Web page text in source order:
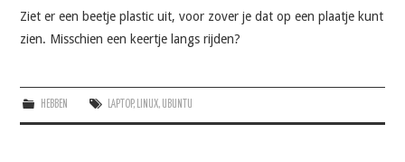
Ziet er een beetje plastic uit, voor zover je dat op een plaatje kunt
zien. Misschien een keertje langs rijden?
HEBBEN LAPTOP, LINUX, UBUNTU